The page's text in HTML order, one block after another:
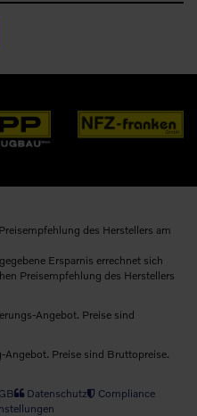
des Herstellers am
Ersparnis errechnet sich
Preisempfehlung des Herstellers
Angebot. Preise sind
Angebot. Preise sind Bruttopreise.
Datenschutz
Compliance